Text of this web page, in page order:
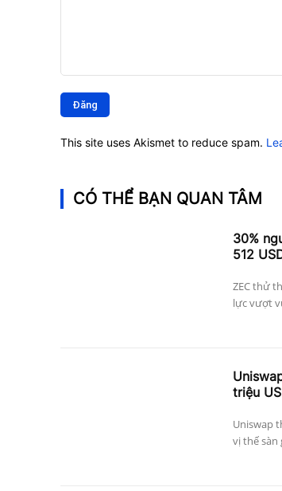
luận:
This site uses Akismet to reduce spam.
CÓ THỂ BẠN QUAN TÂM
30%
512
ZEC thử
lực vượt
triệu
Uniswap
vị thế sàn